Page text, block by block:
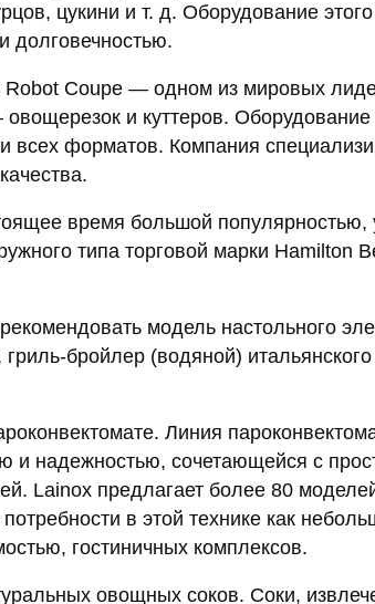
цукини и т. д. Оборудование
долговечностью.
Robot Coupe — одном из мировых
и куттеров.
всех форматов. Компания
время большой популярностью,
типа торговой марки Hamilton
модель настольного
бройлер (водяной)
Линия
и надежностью, сочетающейся с
Lainox предлагает более 80
в этой технике как
гостиничных комплексов.
овощных соков. Соки,